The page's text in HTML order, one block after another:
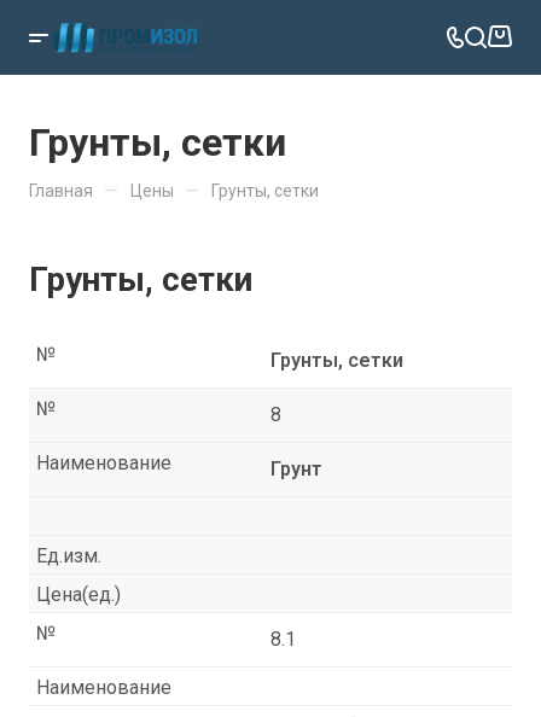
Грунты, сетки
Главная — Цены — Грунты, сетки
Грунты, сетки
Грунты, сетки
№
8
№
Грунт
Наименование
Ед.изм.
Цена(ед.)
8.1
№
Наименование